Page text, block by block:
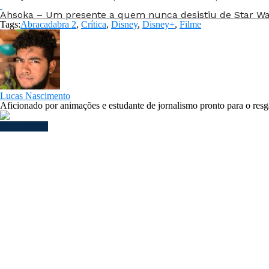
Ahsoka – Um presente a quem nunca desistiu de Star
Tags:Abracadabra 2, Crítica, Disney, Disney+, Filme
Lucas Nascimento
Aficionado por animações e estudante de jornalismo pronto para o